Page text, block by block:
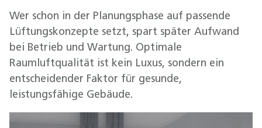
Wer schon in der Planungsphase auf passende
Lüftungskonzepte setzt, spart später Aufwand
bei Betrieb und Wartung. Optimale
Raumluftqualität ist kein Luxus, sondern ein
entscheidender Faktor für gesunde,
leistungsfähige Gebäude.